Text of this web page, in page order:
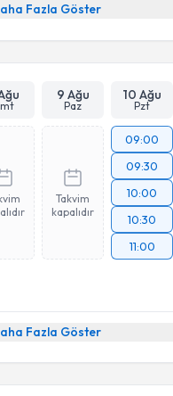
Fazla Göster
9 Ağu
Paz
10 Ağu
Pzt
Takvim
kapalıdır
09:00
09:30
10:00
10:30
11:00
Fazla Göster